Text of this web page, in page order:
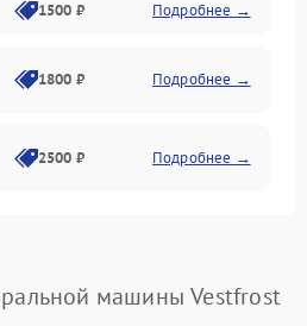
1500 ₽ Подробнее →
1800 ₽ Подробнее →
2500 ₽ Подробнее →
2200 ₽ Подробнее →
машины Vestfrost